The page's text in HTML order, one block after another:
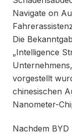
Navigate on
Die
„Intelligence
vorgestellt
chinesischen
Nanometer-
Nachdem